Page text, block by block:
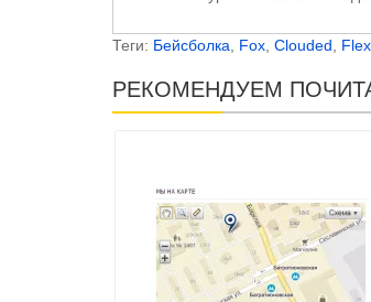
Теги: Бейсболка Fox Clouded
РЕКОМЕНДУЕМ